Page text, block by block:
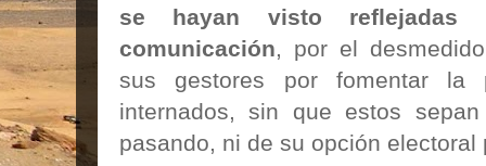
se hayan visto
comunicación, por el
sus gestores por fomentar la
internados, sin que estos
pasando, ni de su opción electoral